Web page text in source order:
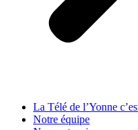
La Télé de l’Yonne
Notre équipe